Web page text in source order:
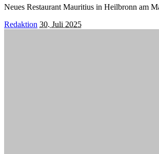
Neues Restaurant Mauritius in Heilbronn am
Posted
Redaktion 30. Juli 2025